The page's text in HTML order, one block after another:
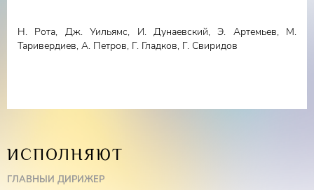
Н. Рота, Дж. Уильямс, И. Дунаевский, Э. Артемьев, М.
Таривердиев, А. Петров, Г. Гладков, Г. Свиридов
ИСПОЛНЯЮТ
ГЛАВНЫЙ ДИРИЖЁР